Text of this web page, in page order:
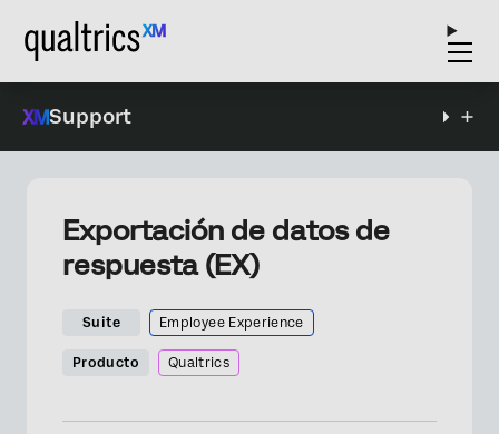
Support
Exportación de datos de
respuesta (EX)
Suite Employee Experience
Producto Qualtrics